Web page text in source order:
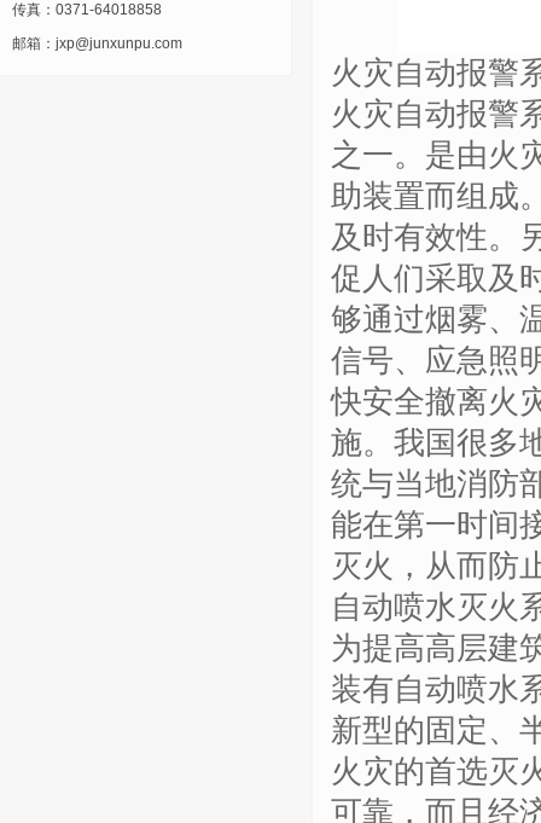
传真：0371-64018858
邮箱：jxp@junxunpu.com
火灾自动报警
火灾自动报警
之一。是由火
助装置而组成
及时有效性。
促人们采取及
够通过烟雾、
信号、应急照
快安全撤离火
施。我国很多
统与当地消防
能在第一时间
灭火，从而防
自动喷水灭火
为提高高层建
装有自动喷水
新型的固定、
火灾的首选灭
可靠，而且经